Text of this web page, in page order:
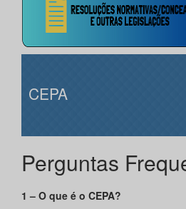
CEPA
Perguntas
1 – O que é o CEPA?